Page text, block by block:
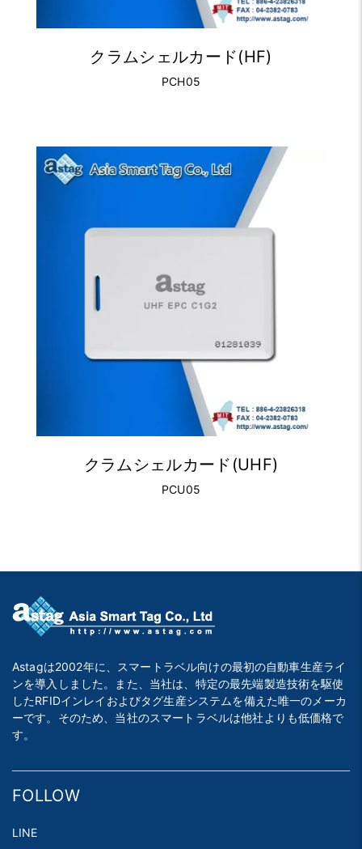
クラムシェルカード(HF)
PCH05
クラムシェルカード(UHF)
PCU05
Astagは2002年に、スマートラベル向けの最初の自動車生産ライ
ンを導入しました。また、当社は、特定の最先端製造技術を駆使
したRFIDインレイおよびタグ生産システムを備えた唯一のメーカ
ーです。そのため、当社のスマートラベルは他社よりも低価格で
す。
FOLLOW
LINE